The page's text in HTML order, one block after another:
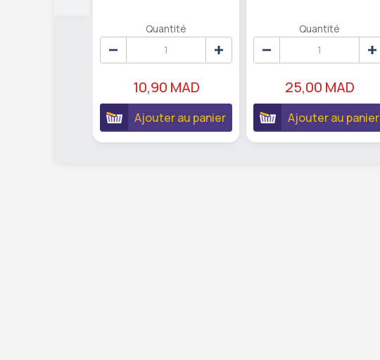
Quantité
10,90 MAD
Ajouter au panier
Quantité
25,00 MAD
Ajouter au panier